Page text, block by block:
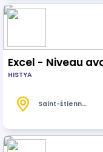
formation, la création
Excel - Niveau
HISTYA
Saint-Étienne